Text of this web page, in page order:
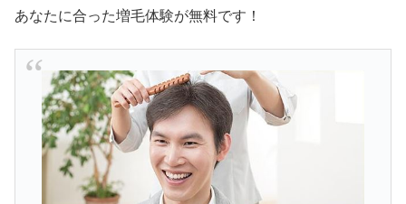
あなたに合った増毛体験が無料です！